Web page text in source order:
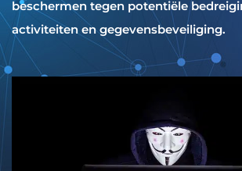
beschermen tegen potentiële
activiteiten en gegevensbeveiliging.